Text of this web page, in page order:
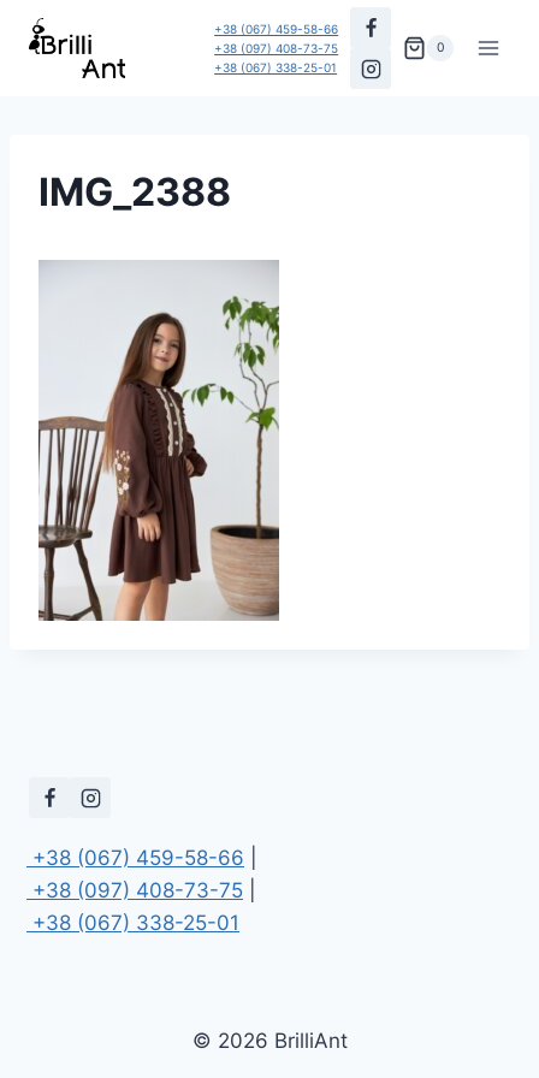
Перейти
+38 (067) 459-58-66
+38 (097) 408-73-75
+38 (067) 338-25-01
0
IMG_2388
+38 (067) 459-58-66
+38 (097) 408-73-75
+38 (067) 338-25-01
© 2026 BrilliAnt